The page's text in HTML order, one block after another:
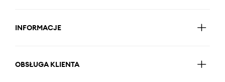
INFORMACJE
OBSŁUGA KLIENTA